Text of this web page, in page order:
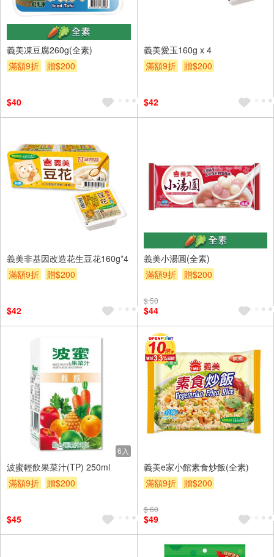
義美凍豆腐260g(全素)
滿額9折
贈$200
$40
義美愛玉160g x 4
滿額9折
贈$200
$42
義美非基因改造花生豆花160g*4
滿額9折
贈$200
$42
義美小湯圓(全素)
滿額9折
贈$200
$ 50
$44
6入
波蜜輕飲果菜汁(TP) 250ml
滿額9折
贈$200
$45
義美e家小館素食炒飯(全素)
滿額9折
贈$200
$ 60
$49